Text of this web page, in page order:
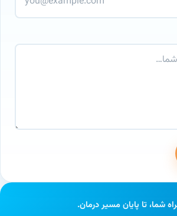
شما، تا پایان مسیر درمان.